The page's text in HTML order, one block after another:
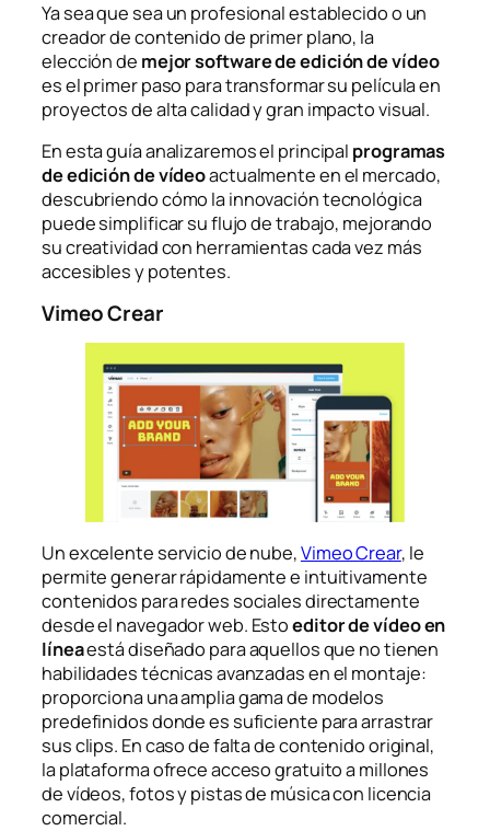
Ya sea que sea un profesional establecido o un
creador de contenido de primer plano, la
elección de mejor software de edición de vídeo
es el primer paso para transformar su película en
proyectos de alta calidad y gran impacto visual.
En esta guía analizaremos el principal programas
de edición de vídeoactualmente en el mercado,
descubriendo cómo la innovación tecnológica
puede simplificar su flujo de trabajo, mejorando
su creatividad con herramientas cada vez más
accesibles y potentes.
Vimeo Crear
Un excelente servicio de nube,Vimeo Crear, le
permite generar rápidamente e intuitivamente
contenidos para redes sociales directamente
desde el navegador web. Estoeditor de vídeo en
líneaestá diseñado para aquellos que no tienen
habilidades técnicas avanzadas en el montaje:
proporciona una amplia gama de modelos
predefinidos donde es suficiente para arrastrar
sus clips. En caso de falta de contenido original,
la plataforma ofrece acceso gratuito a millones
de vídeos, fotos y pistas de música con licencia
comercial.